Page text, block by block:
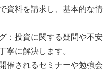
資料を請求し、基本的な情
：投資に関する疑問や不安
寧に解決します。
催されるセミナーや勉強会